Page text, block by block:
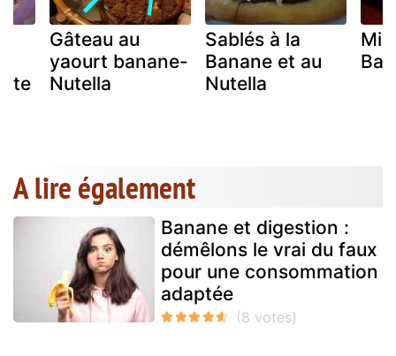
Gâteau au
yaourt banane-
Nutella
Sablés à la
Banane et au
Nutella
A lire également
Banane et digestion :
démêlons le vrai du faux
pour une consommation
adaptée